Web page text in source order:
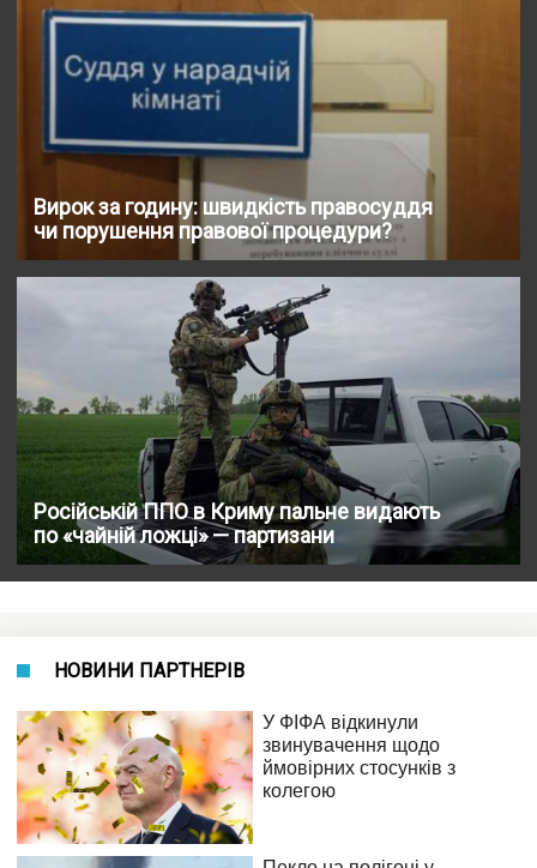
Вирок за годину: швидкість правосуддя
чи порушення правової процедури?
Російській ППО в Криму пальне видають
по «чайній ложці» — партизани
НОВИНИ ПАРТНЕРІВ